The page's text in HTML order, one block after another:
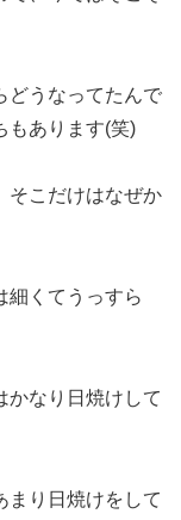
どうなってたんで
もあります(笑)
そこだけはなぜか
細くてうっすら
かなり日焼けして
まり日焼けをして